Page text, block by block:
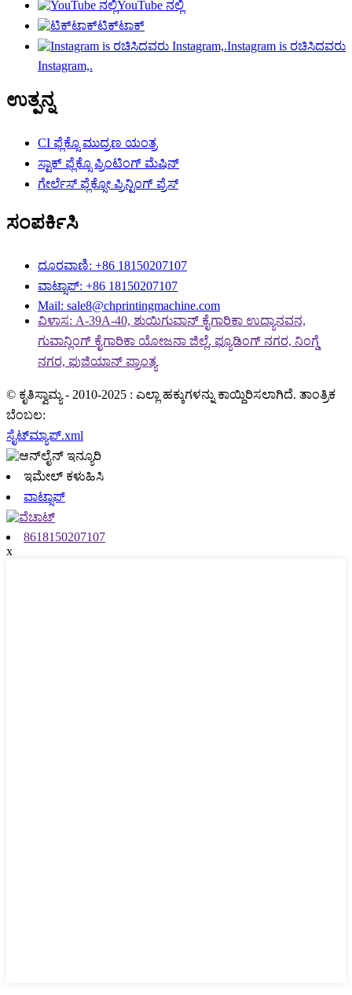
YouTube ನಲ್ಲಿ
ಟಿಕ್‌ಟಾಕ್
Instagram is ರಚಿಸಿದವರು
Instagram,.
ಉತ್ಪನ್ನ
CI ಫ್ಲೆಕ್ಸೊ ಮುದ್ರಣ ಯಂತ್ರ
ಸ್ಟಾಕ್ ಫ್ಲೆಕ್ಸೊ ಪ್ರಿಂಟಿಂಗ್ ಮೆಷಿನ್
ಗೇರ್ಲೆಸ್ ಫ್ಲೆಕ್ಸೋ ಪ್ರಿನ್ಟಿಂಗ್ ಪ್ರೆಸ್
ಸಂಪರ್ಕಿಸಿ
ದೂರವಾಣಿ: +86 18150207107
ವಾಟ್ಸಾಪ್: +86 18150207107
Mail: sale8@chprintingmachine.com
ವಿಳಾಸ: A-39A-40, ಶುಯಿಗುವಾನ್ ಕೈಗಾರಿಕಾ ಉದ್ಯಾನವನ,
ಗುವಾನ್ಲಿಂಗ್ ಕೈಗಾರಿಕಾ ಯೋಜನಾ ಜಿಲ್ಲೆ, ಫ್ಯೂಡಿಂಗ್ ನಗರ, ನಿಂಗ್ಡೆ
ನಗರ, ಫುಜಿಯಾನ್ ಪ್ರಾಂತ್ಯ
© ಕೃತಿಸ್ವಾಮ್ಯ - 2010-2025 : ಎಲ್ಲಾ ಹಕ್ಕುಗಳನ್ನು ಕಾಯ್ದಿರಿಸಲಾಗಿದೆ. ತಾಂತ್ರಿಕ
ಬೆಂಬಲ:
ಸೈಟ್‌ಮ್ಯಾಪ್.xml
ಇಮೇಲ್ ಕಳುಹಿಸಿ
ವಾಟ್ಸಾಪ್
8618150207107
x